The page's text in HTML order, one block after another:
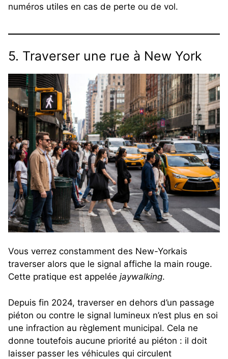
numéros utiles en cas de perte ou de vol.
5. Traverser une rue à New York
Vous verrez constamment des New-Yorkais
traverser alors que le signal affiche la main rouge.
Cette pratique est appelée jaywalking.
Depuis fin 2024, traverser en dehors d’un passage
piéton ou contre le signal lumineux n’est plus en soi
une infraction au règlement municipal. Cela ne
donne toutefois aucune priorité au piéton : il doit
laisser passer les véhicules qui circulent